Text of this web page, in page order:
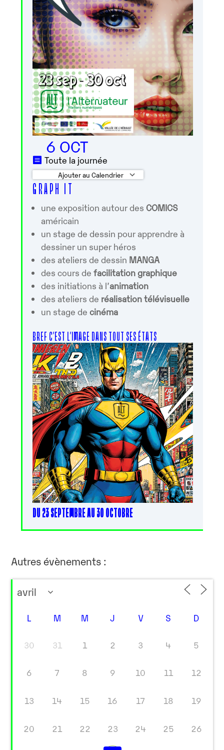
6 OCT
Toute la journée
Ajouter au Calendrier
Télécharger ICS
G R A P H I T
une exposition autour desCOMICS
américain
un stage de dessin pour apprendre à
dessiner un super héros
des ateliers de dessin MANGA
des cours defacilitation graphique
des initiations à l’animation
des ateliers de réalisation télévisuelle
un stage decinéma
BREF C’EST L’IMAGE DANS TOUT SES ÉTATS
DU 23 SEPTEMBRE AU 30 OCTOBRE
Autres évènements :
L M M J V S D
30 31 1 2 3 4 5
6 7 8 9 10 11 12
13 14 15 16 17 18 19
20 21 22 23 24 25 26